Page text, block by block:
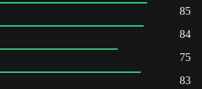
85
84
75
83